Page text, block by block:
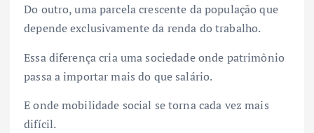
Do outro, uma parcela crescente da população que
depende exclusivamente da renda do trabalho.
Essa diferença cria uma sociedade onde patrimônio
passa a importar mais do que salário.
E onde mobilidade social se torna cada vez mais
difícil.